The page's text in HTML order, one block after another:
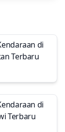
di
Terbaru
di
Terbaru